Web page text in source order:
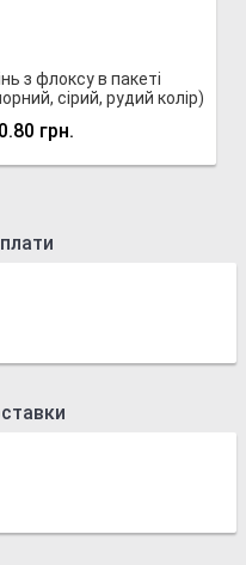
з флоксу в пакеті
сірий, рудий колір)
грн.